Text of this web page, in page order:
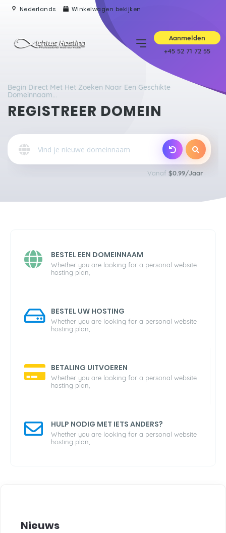
Nederlands Winkelwagen bekijken
Aanmelden
+45 52 71 72 55
Begin Direct Met Het Zoeken Naar Een Geschikte
Domeinnaam...
REGISTREER DOMEIN
Vanaf $0.99/Jaar
BESTEL EEN DOMEINNAAM
Whether you are looking for a personal website
hosting plan,
BESTEL UW HOSTING
Whether you are looking for a personal website
hosting plan,
BETALING UITVOEREN
Whether you are looking for a personal website
hosting plan,
HULP NODIG MET IETS ANDERS?
Whether you are looking for a personal website
hosting plan,
Nieuws